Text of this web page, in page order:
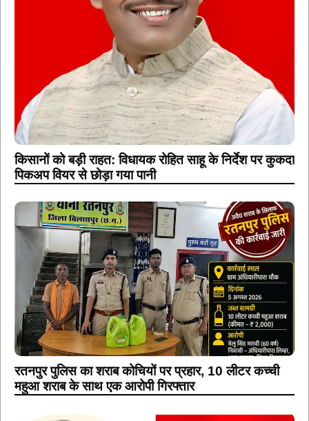
किसानों को बड़ी राहत: विधायक रोहित साहू के निर्देश पर कुकदा
पिकअप वियर से छोड़ा गया पानी
रतनपुर पुलिस का शराब कोचियों पर प्रहार, 10 लीटर कच्ची
महुआ शराब के साथ एक आरोपी गिरफ्तार